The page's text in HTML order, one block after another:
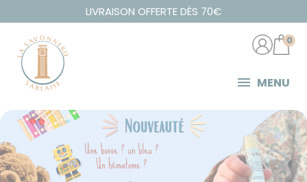
LIVRAISON OFFERTE DÈS 70€
MENU
0
Panneau de gestion des cookies